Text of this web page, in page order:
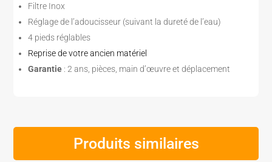
Filtre Inox
Réglage de l’adoucisseur (suivant la dureté de l’eau)
4 pieds réglables
Reprise de votre ancien matériel
Garantie : 2 ans, pièces, main d’œuvre et déplacement
Produits similaires